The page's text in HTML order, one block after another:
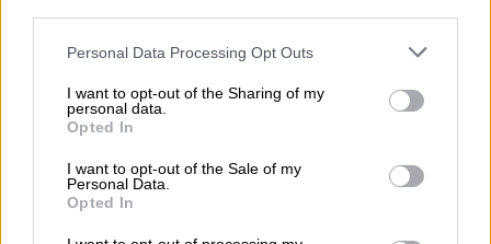
Personal Data Processing Opt Outs
I want to opt-out of the Sharing of my
personal data.
Opted In
I want to opt-out of the Sale of my
Personal Data.
Opted In
juegos tienen su encanto eterno, también
experiencias frescas y emocionantes para los
amantes de los casinos. Estos juegos de
"nicho" combinan estrategias únicas, reglas
fuera de lo común y una perspectiva renovada
exploraremos tres de los más interesantes: Pai
Gow Poker, Sic Bo y Red Dog Poker. Prepárate